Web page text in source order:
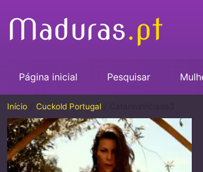
Página inicial Pesquisar
Início Cuckold Portugal